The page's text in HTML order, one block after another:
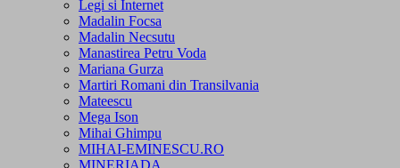
Legi si Internet
Madalin Focsa
Madalin Necsutu
Manastirea Petru Voda
Mariana Gurza
Martiri Romani din Transilvania
Mateescu
Mega Ison
Mihai Ghimpu
MIHAI-EMINESCU.RO
MINERIADA